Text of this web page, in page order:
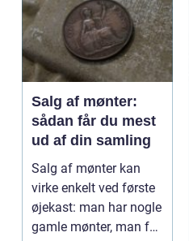
Salg af mønter:
sådan får du mest
ud af din samling
Salg af mønter kan
virke enkelt ved første
øjekast: man har nogle
gamle mønter, man får